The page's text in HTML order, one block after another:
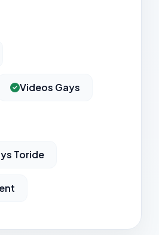
Videos Gays
Toride